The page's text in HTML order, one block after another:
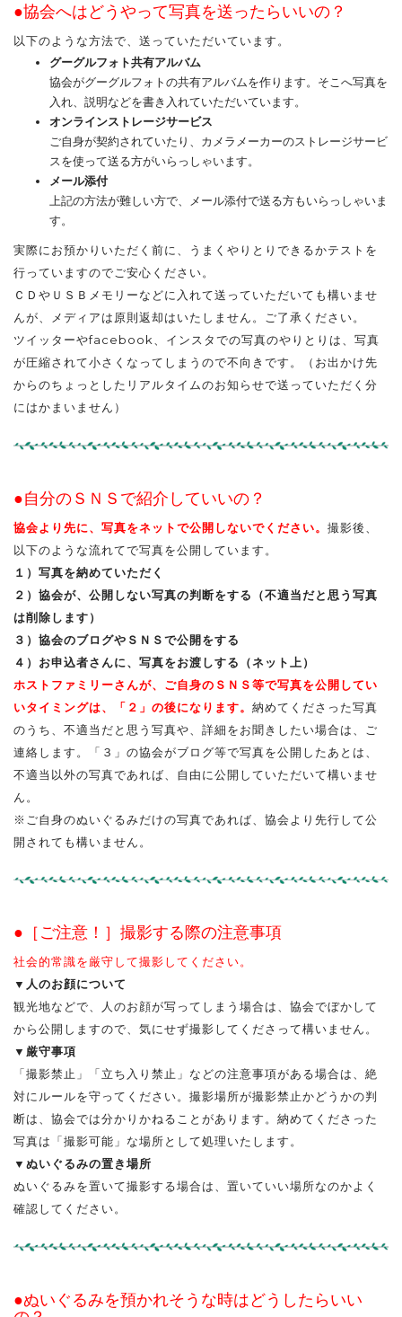
●協会へはどうやって写真を送ったらいいの？
以下のような方法で、送っていただいています。
グーグルフォト共有アルバム
協会がグーグルフォトの共有アルバムを作ります。そこへ写真を
入れ、説明などを書き入れていただいています。
オンラインストレージサービス
ご自身が契約されていたり、カメラメーカーのストレージサービ
スを使って送る方がいらっしゃいます。
メール添付
上記の方法が難しい方で、メール添付で送る方もいらっしゃいま
す。
実際にお預かりいただく前に、うまくやりとりできるかテストを
行っていますのでご安心ください。
ＣＤやＵＳＢメモリーなどに入れて送っていただいても構いませ
んが、メディアは原則返却はいたしません。ご了承ください。
ツイッターやfacebook、インスタでの写真のやりとりは、写真
が圧縮されて小さくなってしまうので不向きです。（お出かけ先
からのちょっとしたリアルタイムのお知らせで送っていただく分
にはかまいません）
●自分のＳＮＳで紹介していいの？
協会より先に、写真をネットで公開しないでください。 撮影後、
以下のような流れてで写真を公開しています。
１）写真を納めていただく
２）協会が、公開しない写真の判断をする（不適当だと思う写真
は削除します）
３）協会のブログやＳＮＳで公開をする
４）お申込者さんに、写真をお渡しする（ネット上）
ホストファミリーさんが、ご自身のＳＮＳ等で写真を公開してい
いタイミングは、「２」の後になります。 納めてくださった写真
のうち、不適当だと思う写真や、詳細をお聞きしたい場合は、ご
連絡します。「３」の協会がブログ等で写真を公開したあとは、
不適当以外の写真であれば、自由に公開していただいて構いませ
ん。
※ご自身のぬいぐるみだけの写真であれば、協会より先行して公
開されても構いません。
●［ご注意！］撮影する際の注意事項
社会的常識を厳守して撮影してください。
▼人のお顔について
観光地などで、人のお顔が写ってしまう場合は、協会でぼかして
から公開しますので、気にせず撮影してくださって構いません。
▼厳守事項
「撮影禁止」「立ち入り禁止」などの注意事項がある場合は、絶
対にルールを守ってください。撮影場所が撮影禁止かどうかの判
断は、協会では分かりかねることがあります。納めてくださった
写真は「撮影可能」な場所として処理いたします。
▼ぬいぐるみの置き場所
ぬいぐるみを置いて撮影する場合は、置いていい場所なのかよく
確認してください。
●ぬいぐるみを預かれそうな時はどうしたらいい